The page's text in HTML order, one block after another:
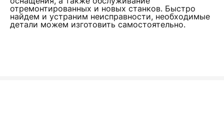
отремонтированных и новых станков. Быстро
найдем и устраним неисправности, необходимые
детали можем изготовить самостоятельно.